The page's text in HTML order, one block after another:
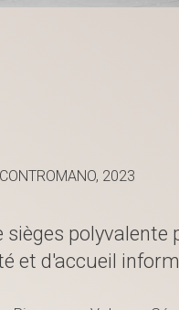
2023
sièges polyvalente
et d'accueil